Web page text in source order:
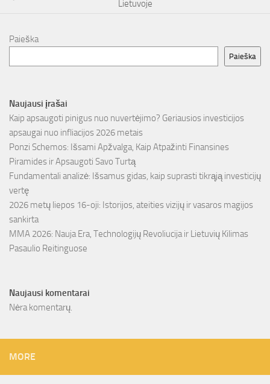
Lietuvoje
Paieška
Paieška
Naujausi įrašai
Kaip apsaugoti pinigus nuo nuvertėjimo? Geriausios investicijos
apsaugai nuo infliacijos 2026 metais
Ponzi Schemos: Išsami Apžvalga, Kaip Atpažinti Finansines
Piramides ir Apsaugoti Savo Turtą
Fundamentali analizė: Išsamus gidas, kaip suprasti tikrąją investicijų
vertę
2026 metų liepos 16-oji: Istorijos, ateities vizijų ir vasaros magijos
sankirta
MMA 2026: Nauja Era, Technologijų Revoliucija ir Lietuvių Kilimas
Pasaulio Reitinguose
Naujausi komentarai
Nėra komentarų.
MORE